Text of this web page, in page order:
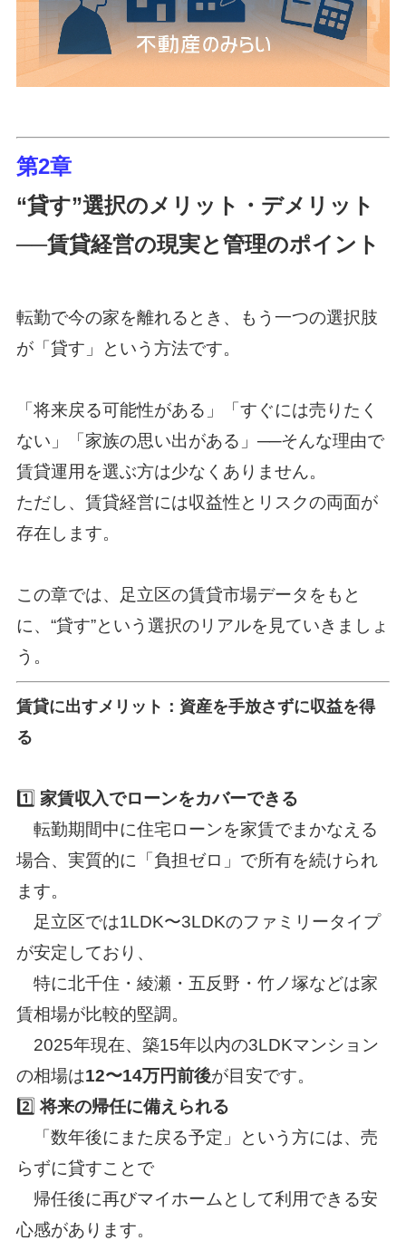
第2章
“貸す”選択のメリット・デメリット
──賃貸経営の現実と管理のポイント
転勤で今の家を離れるとき、もう一つの選択肢
が「貸す」という方法です。
「将来戻る可能性がある」「すぐには売りたく
ない」「家族の思い出がある」──そんな理由で
賃貸運用を選ぶ方は少なくありません。
ただし、賃貸経営には収益性とリスクの両面が
存在します。
この章では、足立区の賃貸市場データをもと
に、“貸す”という選択のリアルを見ていきましょ
う。
賃貸に出すメリット：資産を手放さずに収益を得
る
1️⃣ 家賃収入でローンをカバーできる
転勤期間中に住宅ローンを家賃でまかなえる
場合、実質的に「負担ゼロ」で所有を続けられ
ます。
足立区では1LDK〜3LDKのファミリータイプ
が安定しており、
特に北千住・綾瀬・五反野・竹ノ塚などは家
賃相場が比較的堅調。
2025年現在、築15年以内の3LDKマンション
の相場は12〜14万円前後が目安です。
2️⃣将来の帰任に備えられる
「数年後にまた戻る予定」という方には、売
らずに貸すことで
帰任後に再びマイホームとして利用できる安
心感があります。